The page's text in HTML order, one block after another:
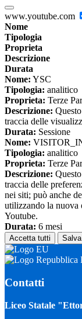
www.youtube.com
Nome
Tipologia
Proprieta
Descrizione
Durata
Nome: YSC
Tipologia: analitico
Proprieta: Terze
Descrizione:
traccia delle
Durata: Sessione
Nome:
Tipologia: analitico
Proprieta: Terze
Descrizione:
traccia delle
nei siti; può anche
utilizzando la nuova
Youtube.
Durata: 6 mesi
Accetta tutti
Contatti
Liceo Statale